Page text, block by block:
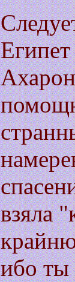
Египет
взяла
ибо